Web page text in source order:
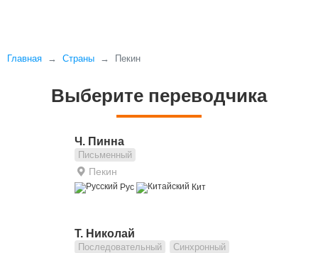
Главная Страны Пекин
Выберите переводчика
Ч. Пинна
Письменный
Пекин
Рус Кит
Т. Николай
Последовательный Синхронный